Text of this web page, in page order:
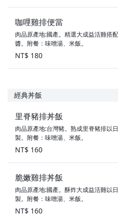
咖哩雞排便當
肉品原產地:國產。精選大成益活雞搭
醬。附餐：味噌湯、米飯。
NT$ 180
經典丼飯
里脊豬排丼飯
肉品原產地:台灣豬。熟成里脊豬排以
製。附餐：味噌湯、米飯。
NT$ 160
脆嫩雞排丼飯
肉品原產地:國產。酥炸大成益活雞以
製。附餐：味噌湯、米飯。
NT$ 160